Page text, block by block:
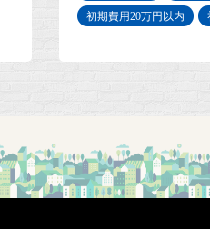
初期費用20万円以内